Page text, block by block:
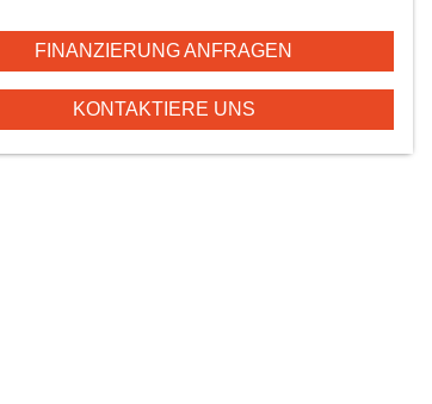
FINANZIERUNG ANFRAGEN
KONTAKTIERE UNS